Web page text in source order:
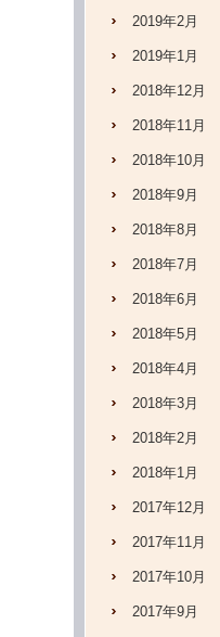
2019年2月
2019年1月
2018年12月
2018年11月
2018年10月
2018年9月
2018年8月
2018年7月
2018年6月
2018年5月
2018年4月
2018年3月
2018年2月
2018年1月
2017年12月
2017年11月
2017年10月
2017年9月